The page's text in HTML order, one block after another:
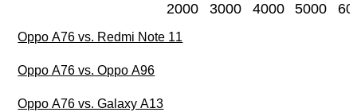
2000 3000 4000 5000
Oppo A76 vs. Redmi Note 11
Oppo A76 vs. Oppo A96
Oppo A76 vs. Galaxy A13